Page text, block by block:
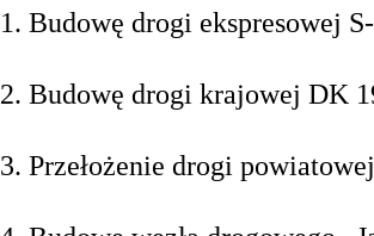
1. Budowę drogi ekspresowej
2. Budowę drogi krajowej DK
3. Przełożenie drogi